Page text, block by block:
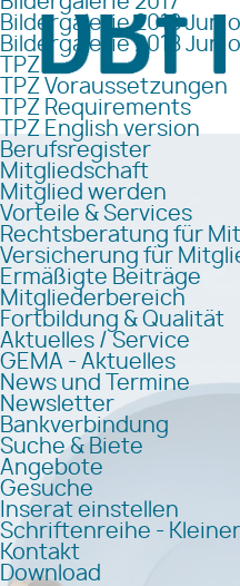
Bildergalerie 2018
Bildergalerie 2018
TPZ
TPZ Voraussetzungen
TPZ Requirements
TPZ English version
Berufsregister
Mitgliedschaft
Mitglied werden
Vorteile & Services
Rechtsberatung für
Versicherung für
Ermäßigte Beiträge
Mitgliederbereich
Fortbildung & Qualität
Aktuelles / Service
GEMA - Aktuelles
News und Termine
Newsletter
Bankverbindung
Suche & Biete
Angebote
Gesuche
Inserat einstellen
Schriftenreihe -
Kontakt
Download